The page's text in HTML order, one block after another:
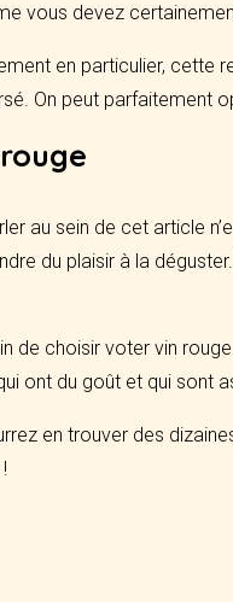
vous devez
en particulier,
On peut parfaitement
au sein de cet article
du plaisir à la
de choisir voter vin
ont du goût et qui sont
en trouver des